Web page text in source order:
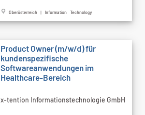
Oberösterreich | Information Technology
Product Owner (m/w/d) für
kundenspezifische
Softwareanwendungen im
Healthcare-Bereich
x-tention Informationstechnologie GmbH